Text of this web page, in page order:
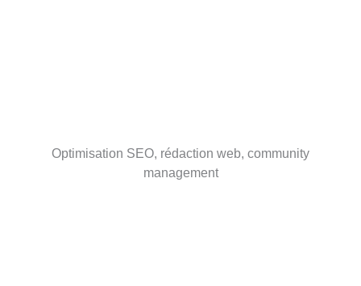
Optimisation SEO, rédaction web, community
management